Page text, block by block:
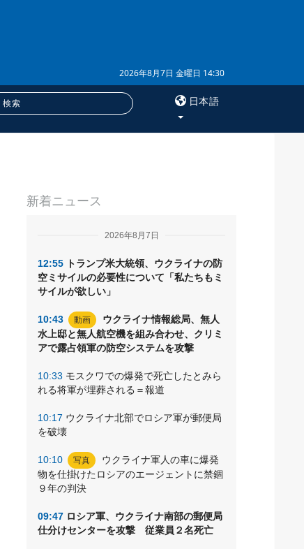
2026年8月7日 金曜日 14:30
日本語
購読
新着ニュース
2026年8月7日
12:55 トランプ米大統領、ウクライナの防
空ミサイルの必要性について「私たちもミ
サイルが欲しい」
10:43 動画
ウクライナ情報総局、無人
水上邸と無人航空機を組み合わせ、クリミ
アで露占領軍の防空システムを攻撃
10:33 モスクワでの爆発で死亡したとみら
れる将軍が埋葬される＝報道
10:17 ウクライナ北部でロシア軍が郵便局
を破壊
10:10 写真
ウクライナ軍人の車に爆発
物を仕掛けたロシアのエージェントに禁錮
９年の判決
09:47 ロシア軍、ウクライナ南部の郵便局
仕分けセンターを攻撃 従業員２名死亡